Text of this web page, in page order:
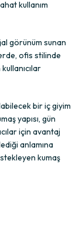
kullanım
görünüm sunan
ofis stilinde
bir iç giyim
yapısı, gün
için avantaj
anlamına
kumaş